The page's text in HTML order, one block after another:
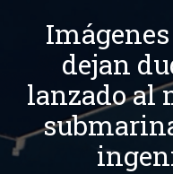
dejan
lanzado al